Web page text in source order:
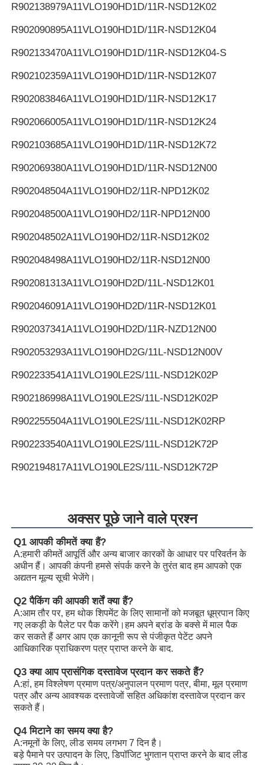
R902138979A11VLO190HD1D/11R-NSD12K02
R902090895A11VLO190HD1D/11R-NSD12K04
R902133470A11VLO190HD1D/11R-NSD12K04-S
R902102359A11VLO190HD1D/11R-NSD12K07
R902083846A11VLO190HD1D/11R-NSD12K17
R902066005A11VLO190HD1D/11R-NSD12K24
R902103685A11VLO190HD1D/11R-NSD12K72
R902069380A11VLO190HD1D/11R-NSD12N00
R902048504A11VLO190HD2/11R-NPD12K02
R902048500A11VLO190HD2/11R-NPD12N00
R902048502A11VLO190HD2/11R-NSD12K02
R902048498A11VLO190HD2/11R-NSD12N00
R902081313A11VLO190HD2D/11L-NSD12K01
R902046091A11VLO190HD2D/11R-NSD12K01
R902037341A11VLO190HD2D/11R-NZD12N00
R902053293A11VLO190HD2G/11L-NSD12N00V
R902233541A11VLO190LE2S/11L-NSD12K02P
R902186998A11VLO190LE2S/11L-NSD12K02P
R902255504A11VLO190LE2S/11L-NSD12K02RP
R902233540A11VLO190LE2S/11L-NSD12K72P
R902194817A11VLO190LE2S/11L-NSD12K72P
A11VLO190LE2S/11L-NTD12K02P
R902233884A11VLO190LE2S/11L-NZD12K02H
R902106321A11VLO190LE2S/11L-NZD12K02H
R902198594A11VLO190LE2S/11L-NZD12K02H
R902220946A11VLO190LE2S/11L-NZD12K02P
R902255713A11VLO190LE2S/11L-NZD12K02P
R902225083A11VLO190LE2S/11L-NZD12K02P
अक्सर पूछे जाने वाले प्रश्न
Q1 आपकी कीमतें क्या हैं?
A:हमारी कीमतें आपूर्ति और अन्य बाजार कारकों के आधार पर परिवर्तन के
अधीन हैं। आपकी कंपनी हमसे संपर्क करने के तुरंत बाद हम आपको एक
अद्यतन मूल्य सूची भेजेंगे।
Q2 पैकिंग की आपकी शर्तें क्या हैं?
A:आम तौर पर, हम थोक शिपमेंट के लिए सामानों को मजबूत धूम्रपान किए
गए लकड़ी के पैलेट पर पैक करेंगे।हम अपने ब्रांड के बक्से में माल पैक
कर सकते हैं अगर आप एक कानूनी रूप से पंजीकृत पेटेंट अपने
आधिकारिक प्राधिकरण पत्र प्राप्त करने के बाद.
Q3 क्या आप प्रासंगिक दस्तावेज प्रदान कर सकते हैं?
A:हां, हम विश्लेषण प्रमाण पत्र/अनुपालन प्रमाण पत्र, बीमा, मूल प्रमाण
पत्र और अन्य आवश्यक दस्तावेजों सहित अधिकांश दस्तावेज प्रदान कर
सकते हैं।
Q4 मिटाने का समय क्या है?
A:नमूनों के लिए, लीड समय लगभग 7 दिन है।
बड़े पैमाने पर उत्पादन के लिए, डिपॉजिट भुगतान प्राप्त करने के बाद लीड